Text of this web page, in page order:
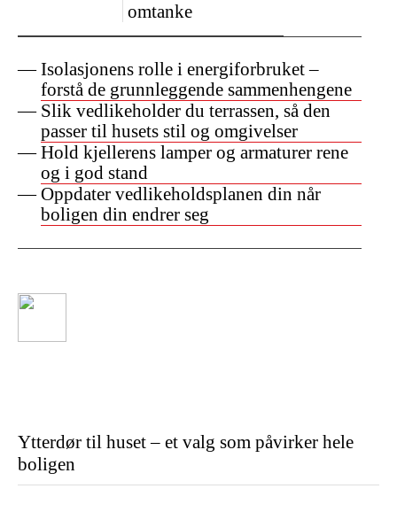
Isolasjonens rolle i energiforbruket –
forstå de grunnleggende sammenhengene
Slik vedlikeholder du terrassen, så den
passer til husets stil og omgivelser
Hold kjellerens lamper og armaturer rene
og i god stand
Oppdater vedlikeholdsplanen din når
boligen din endrer seg
omtanke
Ytterdør til huset – et valg som påvirker hele
boligen